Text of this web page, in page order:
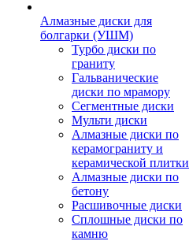
Алмазные диски для
болгарки (УШМ)
Турбо диски по
граниту
Гальванические
диски по мрамору
Сегментные диски
Мульти диски
Алмазные диски по
керамограниту и
керамической плитки
Алмазные диски по
бетону
Расшивочные диски
Сплошные диски по
камню